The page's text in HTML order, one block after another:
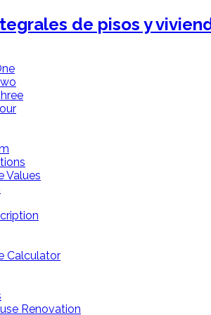
de pisos y
Values
Calculator
Renovation